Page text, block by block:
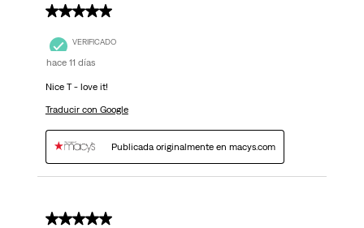
5 de 5 estrellas.
VERIFICADO
hace 11 días
Nice T - love it!
Traducir con Google
Publicada originalmente en macys.com
5 de 5 estrellas.